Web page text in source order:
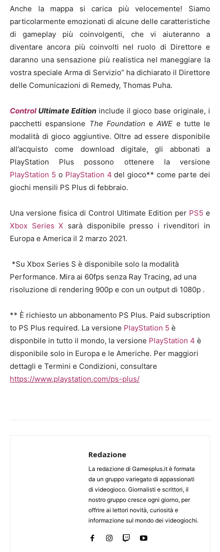
Anche la mappa si carica più velocemente! Siamo
particolarmente emozionati di alcune delle caratteristiche
di gameplay più coinvolgenti, che vi aiuteranno a
diventare ancora più coinvolti nel ruolo di Direttore e
daranno una sensazione più realistica nel maneggiare la
vostra speciale Arma di Servizio” ha dichiarato il Direttore
delle Comunicazioni di Remedy, Thomas Puha.
ControlUltimate Edition include il gioco base originale, i
pacchetti espansione The Foundation eAWE e tutte le
modalità di gioco aggiuntive. Oltre ad essere disponibile
all’acquisto come download digitale, gli abbonati a
PlayStation Plus possono ottenere la versione
PlayStation 5 o PlayStation 4 del gioco** come parte dei
giochi mensili PS Plus di febbraio.
Una versione fisica di Control Ultimate Edition per PS5 e
Xbox Series X sarà disponibile presso i rivenditori in
Europa e America il 2 marzo 2021.
*Su Xbox Series S è disponibile solo la modalità
Performance. Mira ai 60fps senza Ray Tracing, ad una
risoluzione di rendering 900p e con un output di 1080p .
** È richiesto un abbonamento PS Plus. Paid subscription
to PS Plus required. La versione PlayStation 5 è
disponbile in tutto il mondo, la versione PlayStation 4 è
disponibile solo in Europa e le Americhe. Per maggiori
dettagli e Termini e Condizioni, consultare
https://www.playstation.com/ps-plus/
Redazione
La redazione di Gamesplus.it è formata
da un gruppo variegato di appassionati
di videogioco. Giornalisti e scrittori, il
nostro gruppo cresce ogni giorno, per
offrire ai lettori novità, curiosità e
informazione sul mondo dei videogiochi.